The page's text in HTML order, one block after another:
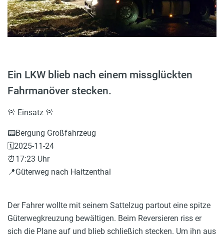
Ein LKW blieb nach einem missglückten
Fahrmanöver stecken.
🚨 Einsatz 🚨
📟Bergung Großfahrzeug
🗓️2025-11-24
⏰17:23 Uhr
📍Güterweg nach Haitzenthal
Der Fahrer wollte mit seinem Sattelzug partout eine spitze
Güterwegkreuzung bewältigen. Beim Reversieren riss er
sich die Plane auf und blieb schließich stecken. Um ihn aus